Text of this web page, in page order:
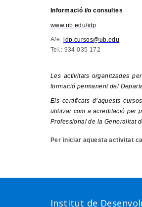
Informació i/o consultes
www.ub.edu/idp
A/e:idp.cursos@ub.edu
Tel.: 934 035 172
Les activitats organitzades
formació permanent del
Els certificats d’aquests
utilitzar com a acreditació per
Professional de la Generalitat
Per iniciar aquesta activitat
Institut de